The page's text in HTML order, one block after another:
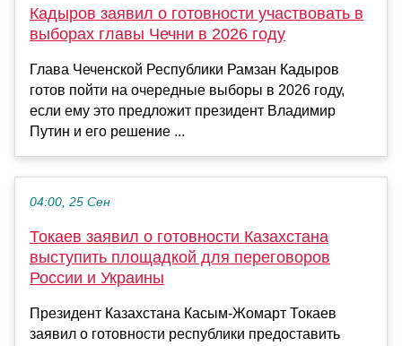
Кадыров заявил о готовности участвовать в
выборах главы Чечни в 2026 году
Глава Чеченской Республики Рамзан Кадыров
готов пойти на очередные выборы в 2026 году,
если ему это предложит президент Владимир
Путин и его решение ...
04:00, 25 Сен
Токаев заявил о готовности Казахстана
выступить площадкой для переговоров
России и Украины
Президент Казахстана Касым-Жомарт Токаев
заявил о готовности республики предоставить